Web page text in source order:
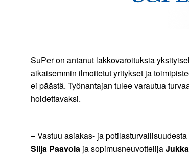
SuPer on antanut lakkovaroituksia
aikaisemmin ilmoitetut yritykset ja
ei päästä. Työnantajan tulee varautua
hoidettavaksi.
– Vastuu asiakas- ja
Silja Paavola ja sopimusneuvottelija